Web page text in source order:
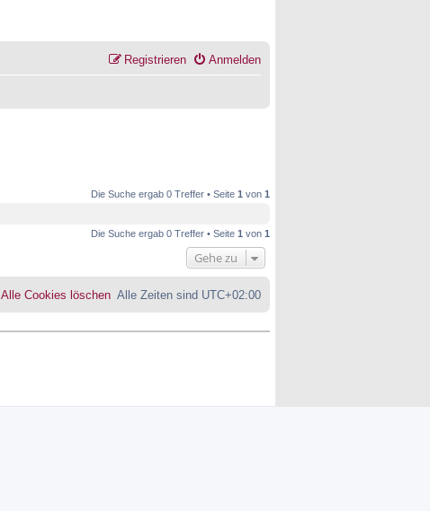
Anmelden
Registrieren
Die Suche ergab 0 Treffer • Seite 1 von 1
Die Suche ergab 0 Treffer • Seite 1 von 1
Gehe zu
Alle Zeiten sind UTC+02:00
Alle Cookies löschen